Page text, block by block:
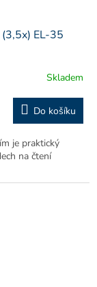
EL-35
Skladem
Do košíku
je praktický
na čtení